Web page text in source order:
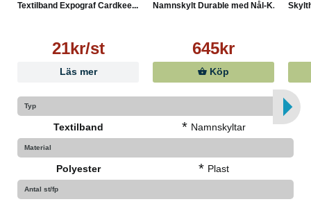
Textilband Expograf Cardkee...
21kr/st
Läs mer
Namnskylt Durable med Nål-K...
645kr
Köp
Typ
Textilband * Namnskyltar
Material
Polyester * Plast
Antal st/fp